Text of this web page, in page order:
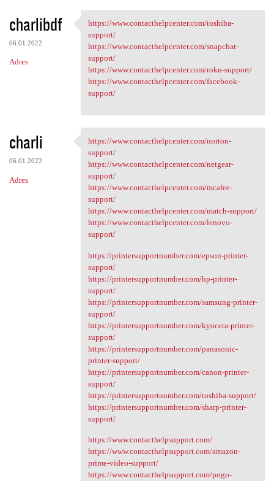
charlibdf
06.01.2022
Adres
https://www.contacthelpcenter
https://www.contacthelpcenter.com/toshiba-
support/
https://www.contacthelpcenter.com/snapchat-
support/
https://www.contacthelpcenter.com/roku-support/
https://www.contacthelpcenter.com/facebook-
support/
charli
06.01.2022
Adres
https://www.contacthelpcenter
https://www.contacthelpcenter.com/norton-
support/
https://www.contacthelpcenter.com/netgear-
support/
https://www.contacthelpcenter.com/mcafee-
support/
https://www.contacthelpcenter.com/match-support/
https://www.contacthelpcenter.com/lenovo-
support/
https://printersupportnumber.com/epson-printer-
support/
https://printersupportnumber.com/hp-printer-
support/
https://printersupportnumber.com/samsung-printer-
support/
https://printersupportnumber.com/kyocera-printer-
support/
https://printersupportnumber.com/panasonic-
printer-support/
https://printersupportnumber.com/canon-printer-
support/
https://printersupportnumber.com/toshiba-support/
https://printersupportnumber.com/sharp-printer-
support/
https://www.contacthelpsupport.com/
https://www.contacthelpsupport.com/amazon-
prime-video-support/
https://www.contacthelpsupport.com/pogo-